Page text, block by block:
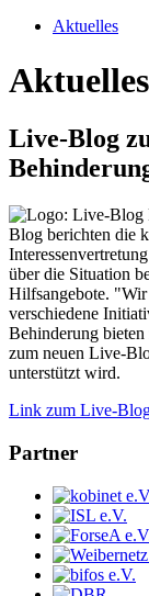
Aktuelles
Aktuelles
Live-Blog
Blog berichten die
über die Situation
Hilfsangebote.
verschiedene
Behinderung
zum neuen Live-
unterstützt wird.
Link zum Live-
Partner